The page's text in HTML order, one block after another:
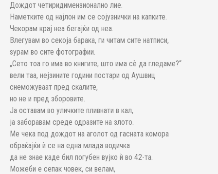
Дождот четиридимензионално лие.
Наметките од најлон им се сојузнички на капките.
Чекорам крај неа бегајќи од неа.
Влегувам во секоја барака, ги читам сите натписи,
ѕурам во сите фотографии.
„Сето тоа го има во книгите, што има сѐ да гледаме?“
вели таа, нејзините години постари од Аушвиц
снеможуваат пред скалите,
но не и пред зборовите.
Ја оставам во уличките пливнати в кал,
ја заборавам среде одразите на злото.
Ме чека под дождот на аголот од гасната комора
обраќајќи ѝ се на една млада водичка
да не знае каде бил погубен вујко ѝ во 42-та.
Можеби е сепак човек, си велам,